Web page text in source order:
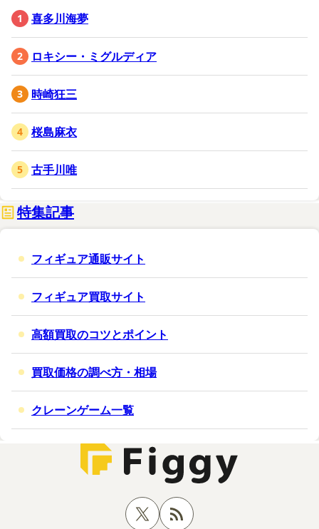
喜多川海夢
ロキシー・ミグルディア
時崎狂三
桜島麻衣
古手川唯
特集記事
フィギュア通販サイト
フィギュア買取サイト
高額買取のコツとポイント
買取価格の調べ方・相場
クレーンゲーム一覧